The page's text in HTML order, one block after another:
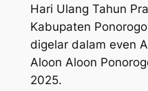
Hari Ulang Tahun
Kabupaten
digelar dalam even
Aloon Aloon
2025.